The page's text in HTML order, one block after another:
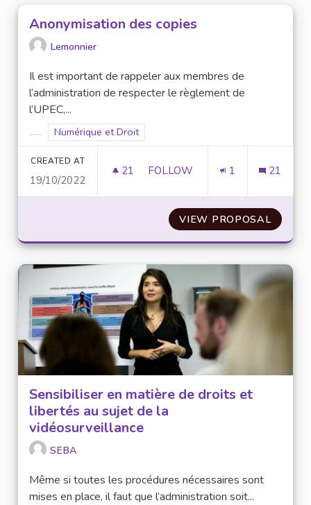
Anonymisation des copies
Lemonnier
Il est important de rappeler aux membres de
l’administration de respecter le règlement de
l’UPEC,...
Filter results for category:
Filter results for scope: Numérique et Droit
Numérique et Droit
CREATED AT
19/10/2022
21 21 FOLLOWERS
FOLLOW 1 21
VIEW PROPOSAL
Sensibiliser en matière de droits et
libertés au sujet de la
vidéosurveillance
SEBA
Même si toutes les procédures nécessaires sont
mises en place, il faut que l’administration soit...